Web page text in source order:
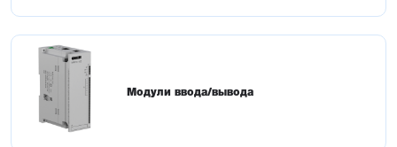
Модули ввода/вывода